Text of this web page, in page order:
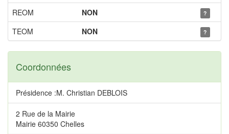
REOM
NON ?
TEOM NON ?
Coordonnées
Présidence :M. Christian DEBLOIS
2 Rue de la Mairie
Mairie 60350 Chelles